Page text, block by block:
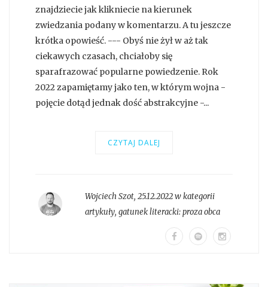
znajdziecie jak klikniecie na kierunek
zwiedzania podany w komentarzu. A tu jeszcze
krótka opowieść. --- Obyś nie żył w aż tak
ciekawych czasach, chciałoby się
sparafrazować popularne powiedzenie. Rok
2022 zapamiętamy jako ten, w którym wojna -
pojęcie dotąd jednak dość abstrakcyjne -...
CZYTAJ DALEJ
Wojciech Szot, 25.12.2022 w kategorii
artykuły, gatunek literacki:proza obca